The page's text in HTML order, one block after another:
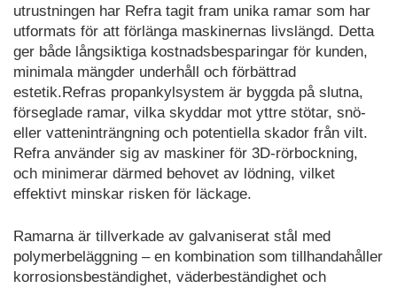
utrustningen har Refra tagit fram unika ramar som har
utformats för att förlänga maskinernas livslängd. Detta
ger både långsiktiga kostnadsbesparingar för kunden,
minimala mängder underhåll och förbättrad
estetik.Refras propankylsystem är byggda på slutna,
förseglade ramar, vilka skyddar mot yttre stötar, snö-
eller vatteninträngning och potentiella skador från vilt.
Refra använder sig av maskiner för 3D-rörbockning,
och minimerar därmed behovet av lödning, vilket
effektivt minskar risken för läckage.
Ramarna är tillverkade av galvaniserat stål med
polymerbeläggning – en kombination som tillhandahåller
korrosionsbeständighet, väderbeständighet och